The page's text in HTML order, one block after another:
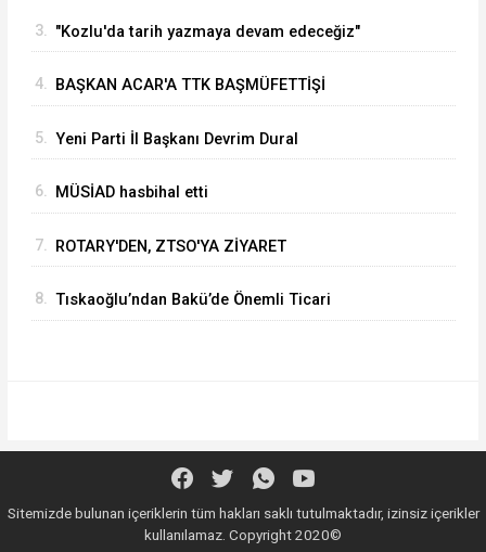
3. "Kozlu'da tarih yazmaya devam edeceğiz"
4. BAŞKAN ACAR'A TTK BAŞMÜFETTİŞİ
5. Yeni Parti İl Başkanı Devrim Dural
6. MÜSİAD hasbihal etti
7. ROTARY'DEN, ZTSO'YA ZİYARET
8. Tıskaoğlu’ndan Bakü’de Önemli Ticari
Sitemizde bulunan içeriklerin tüm hakları saklı tutulmaktadır, izinsiz içerikler
kullanılamaz. Copyright 2020©